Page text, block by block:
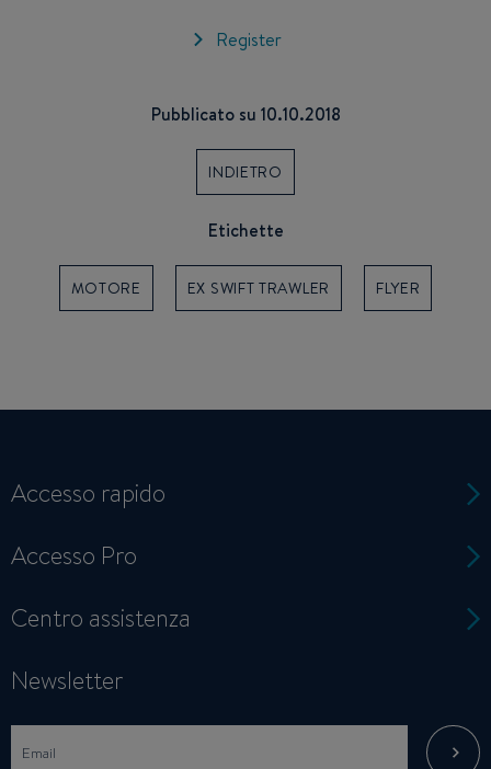
Register
Pubblicato su 10.10.2018
INDIETRO
Etichette
MOTORE EX SWIFT TRAWLER FLYER
Accesso rapido
Accesso Pro
Centro assistenza
Newsletter